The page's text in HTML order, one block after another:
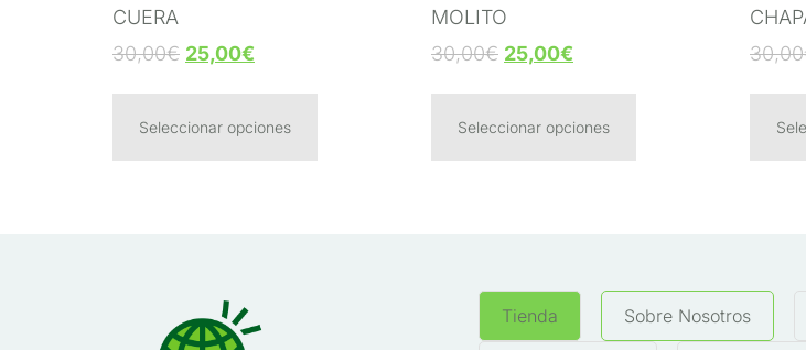
CUERA
30,00€ 25,00€
Seleccionar opciones
MOLITO
30,00€ 25,00€
Seleccionar opciones
30,00
Tienda Sobre Nosotros